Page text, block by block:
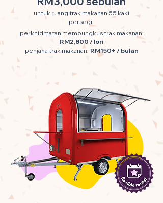
untuk ruang trak makanan 55 kaki
persegi.
perkhidmatan membungkus trak makanan:
RM2,800 / lori
penjana trak makanan: RM150+ / bulan